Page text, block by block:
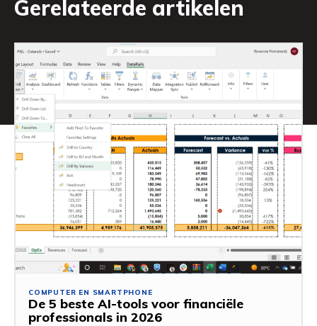
Gerelateerde artikelen
COMPUTER EN SMARTPHONE
De 5 beste AI-tools voor financiële
professionals in 2026